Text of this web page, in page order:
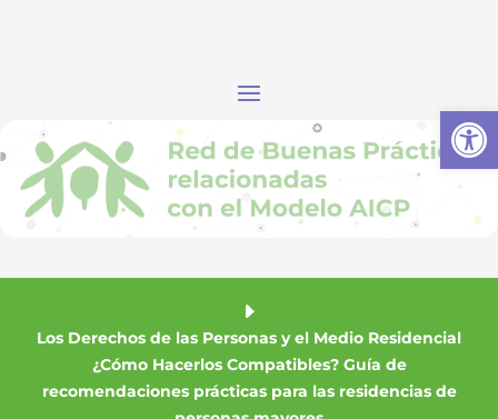
Los Derechos de las Personas y el Medio Residencial
¿Cómo Hacerlos Compatibles? Guía de
recomendaciones prácticas para las residencias de